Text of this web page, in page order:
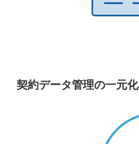
契約データ管理の一元化